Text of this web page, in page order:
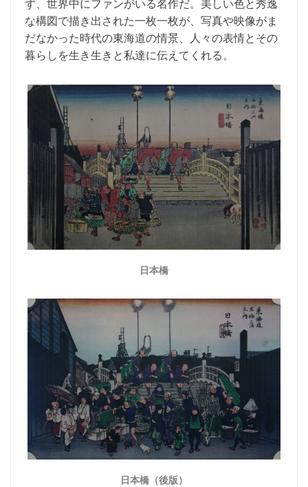
ず、世界中にファンがいる名作だ。美しい色と秀逸
な構図で描き出された一枚一枚が、写真や映像がま
だなかった時代の東海道の情景、人々の表情とその
暮らしを生き生きと私達に伝えてくれる。
日本橋
日本橋（後版）